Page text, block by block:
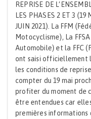
REPRISE DE
LES PHASES 2 ET 3 (19
JUIN 2021). La FFM
Motocyclisme), La
Automobile) et la FFC
ont saisi officiellement
les conditions de
compter du 19 mai
profiter du moment de
être entendues car
premières informations